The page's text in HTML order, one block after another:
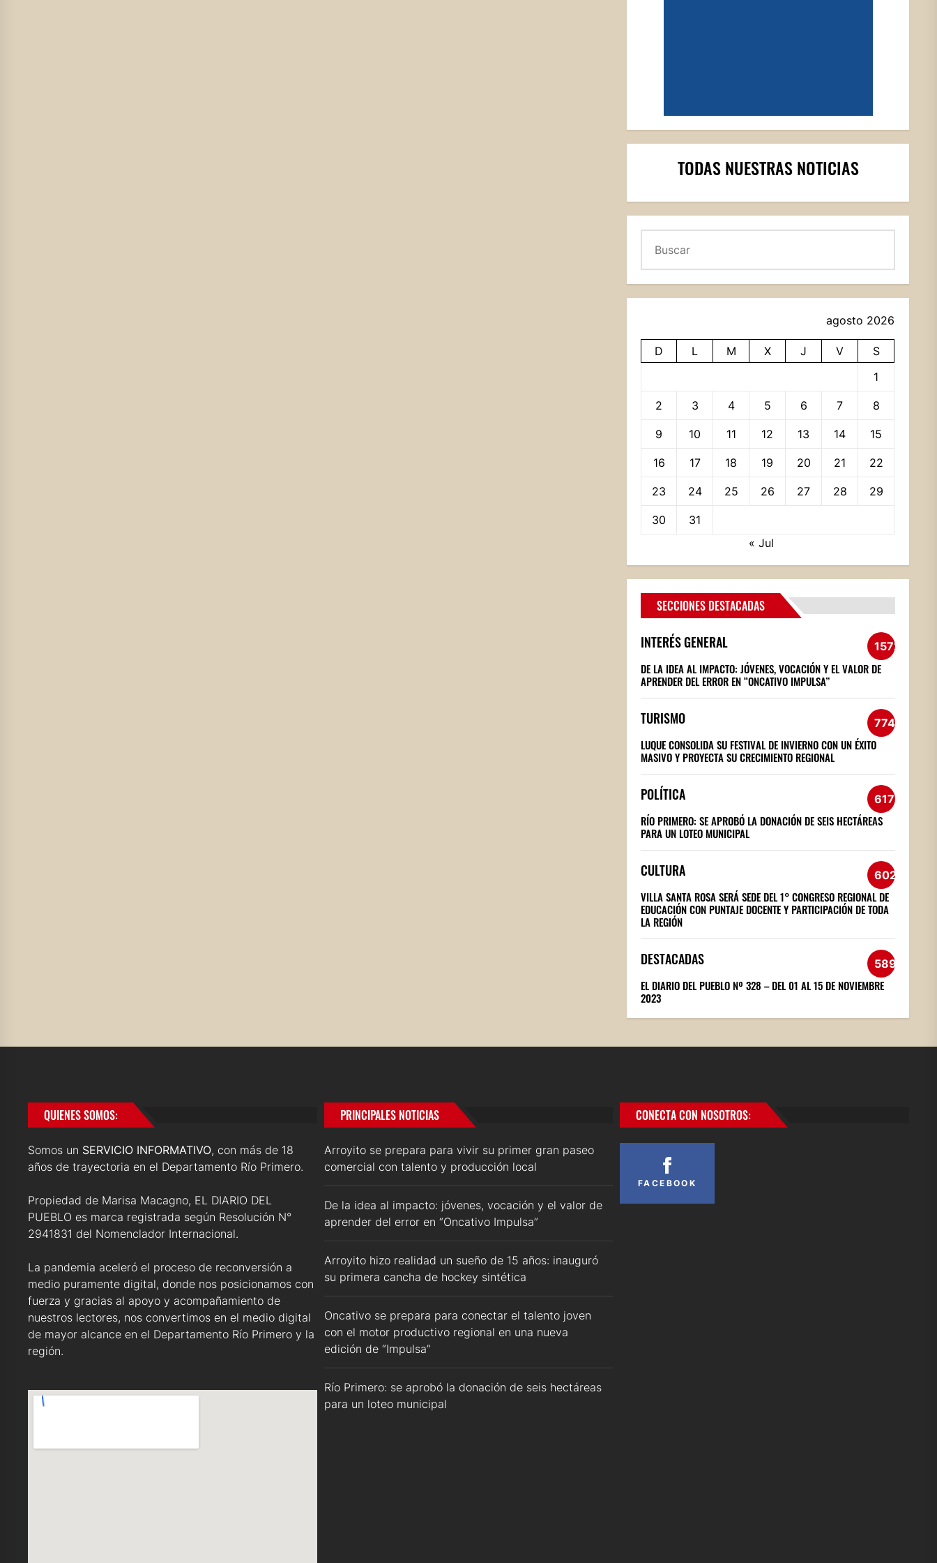
TODAS NUESTRAS NOTICIAS
agosto 2026
D L M X J V
S
1
2 3 4 5 6 7 8
9 10 11 12 13 14 15
16 17 18 19 20 21 22
23 24 25 26 27 28 29
30
31
« Jul
SECCIONES DESTACADAS
INTERÉS GENERAL 1572
DE LA IDEA AL IMPACTO: JÓVENES, VOCACIÓN Y EL VALOR DE
APRENDER DEL ERROR EN “ONCATIVO IMPULSA”
TURISMO 774
LUQUE CONSOLIDA SU FESTIVAL DE INVIERNO CON UN ÉXITO
MASIVO Y PROYECTA SU CRECIMIENTO REGIONAL
POLÍTICA 617
RÍO PRIMERO: SE APROBÓ LA DONACIÓN DE SEIS HECTÁREAS
PARA UN LOTEO MUNICIPAL
CULTURA 602
VILLA SANTA ROSA SERÁ SEDE DEL 1° CONGRESO REGIONAL DE
EDUCACIÓN CON PUNTAJE DOCENTE Y PARTICIPACIÓN DE TODA
LA REGIÓN
DESTACADAS 589
EL DIARIO DEL PUEBLO Nº 328 – DEL 01 AL 15 DE NOVIEMBRE
2023
QUIENES SOMOS:
Somos un SERVICIO INFORMATIVO, con más de 18
años de trayectoria en el Departamento Río Primero.
Propiedad de Marisa Macagno, EL DIARIO DEL
PUEBLO es marca registrada según Resolución N°
2941831 del Nomenclador Internacional.
La pandemia aceleró el proceso de reconversión a
medio puramente digital, donde nos posicionamos con
fuerza y gracias al apoyo y acompañamiento de
nuestros lectores, nos convertimos en el medio digital
de mayor alcance en el Departamento Río Primero y la
región.
PRINCIPALES NOTICIAS
Arroyito se prepara para vivir su primer gran paseo
comercial con talento y producción local
De la idea al impacto: jóvenes, vocación y el valor de
aprender del error en “Oncativo Impulsa”
Arroyito hizo realidad un sueño de 15 años: inauguró
su primera cancha de hockey sintética
Oncativo se prepara para conectar el talento joven
con el motor productivo regional en una nueva
edición de “Impulsa”
Río Primero: se aprobó la donación de seis hectáreas
para un loteo municipal
CONECTA CON NOSOTROS:
FACEBOOK